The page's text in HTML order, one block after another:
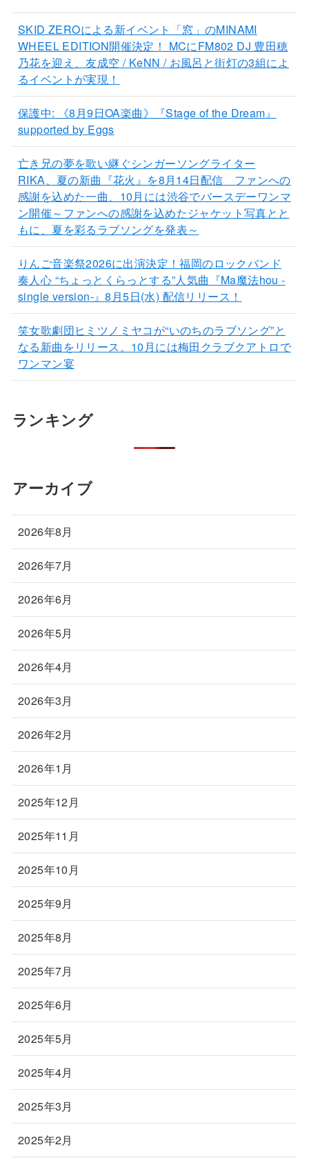
SKID ZEROによる新イベント「窓」のMINAMI
WHEEL EDITION開催決定！ MCにFM802 DJ 豊田穂
乃花を迎え、友成空 / KeNN / お風呂と街灯の3組によ
るイベントが実現！
保護中: 《8月9日OA楽曲》『Stage of the Dream』
supported by Eggs
亡き兄の夢を歌い継ぐシンガーソングライター
RIKA、夏の新曲『花火』を8月14日配信 ファンへの
感謝を込めた一曲、10月には渋谷でバースデーワンマ
ン開催～ファンへの感謝を込めたジャケット写真とと
もに、夏を彩るラブソングを発表～
りんご音楽祭2026に出演決定！福岡のロックバンド
奏人心 “ちょっとくらっとする”人気曲『Ma魔法hou -
single version-』8月5日(水) 配信リリース！
笑女歌劇団ヒミツノミヤコが“いのちのラブソング”と
なる新曲をリリース。10月には梅田クラブクアトロで
ワンマン宴
ランキング
アーカイブ
2026年8月
2026年7月
2026年6月
2026年5月
2026年4月
2026年3月
2026年2月
2026年1月
2025年12月
2025年11月
2025年10月
2025年9月
2025年8月
2025年7月
2025年6月
2025年5月
2025年4月
2025年3月
2025年2月